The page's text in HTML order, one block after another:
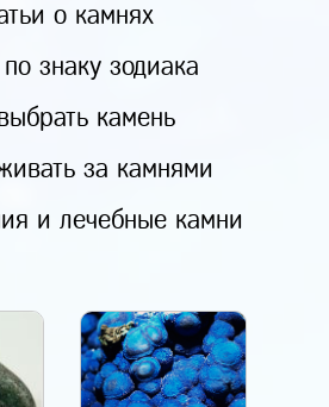
о камнях
знаку зодиака
камень
за камнями
и лечебные камни